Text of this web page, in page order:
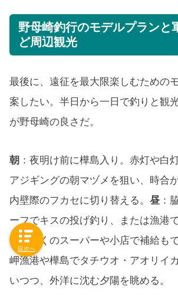
野母崎釣行のモデルプランと
ど周辺観光
最後に、遠征を最大限楽しむための
案したい。半日から一日で釣りと観
が野母崎の良さだ。
朝 ：夜明け前に樺島入り。赤灯や白
アジギングの朝マヅメを狙い、時合
内壁際のフカセに切り替える。 昼 ：
ーフでキスの投げ釣り、または漁港
む。近くのスーパーや小店で補給もで
岬漁港や樺島でタチウオ・アオリイ
いつつ、外洋に沈む夕陽を眺める。
目次へ